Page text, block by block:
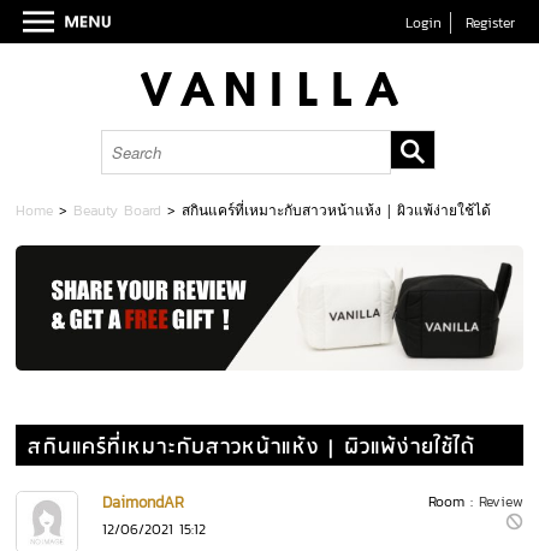
Login Register
Home > Beauty Board >สกินแคร์ที่เหมาะกับสาวหน้าแห้ง | ผิวแพ้ง่ายใช้ได้
สกินแคร์ที่เหมาะกับสาวหน้าแห้ง | ผิวแพ้ง่ายใช้ได้
Room : Review
DaimondAR
12/06/2021 15:12